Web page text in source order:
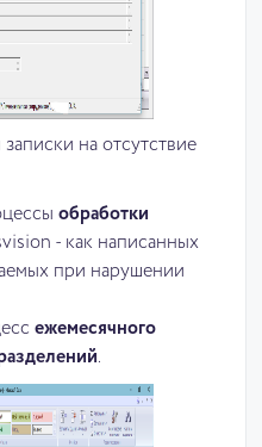
на отсутствие
обработки
- как написанных
при нарушении
ежемесячного
.